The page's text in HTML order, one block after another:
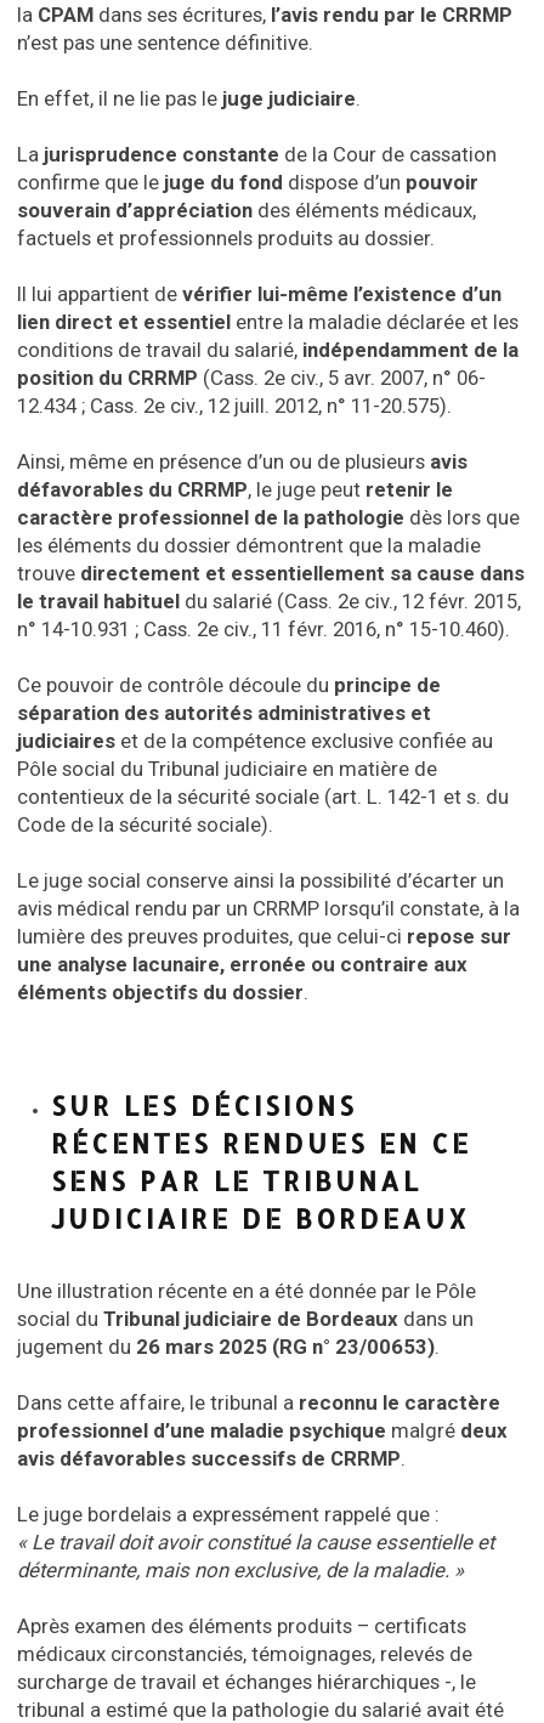
la CPAM dans ses écritures, l’avis rendu par le CRRMP
n’est pas une sentence définitive.
En effet, il ne lie pas le juge judiciaire.
La jurisprudence constante de la Cour de cassation
confirme que le juge du fond dispose d’un pouvoir
souverain d’appréciation des éléments médicaux,
factuels et professionnels produits au dossier.
Il lui appartient de vérifier lui-même l’existence d’un
lien direct et essentiel entre la maladie déclarée et les
conditions de travail du salarié, indépendamment de la
position du CRRMP (Cass. 2e civ., 5 avr. 2007, n° 06-
12.434 ; Cass. 2e civ., 12 juill. 2012, n° 11-20.575).
Ainsi, même en présence d’un ou de plusieurs avis
défavorables du CRRMP, le juge peut retenir le
caractère professionnel de la pathologie dès lors que
les éléments du dossier démontrent que la maladie
trouve directement et essentiellement sa cause dans
le travail habituel du salarié (Cass. 2e civ., 12 févr. 2015,
n° 14-10.931 ; Cass. 2e civ., 11 févr. 2016, n° 15-10.460).
Ce pouvoir de contrôle découle du principe de
séparation des autorités administratives et
judiciaires et de la compétence exclusive confiée au
Pôle social du Tribunal judiciaire en matière de
contentieux de la sécurité sociale (art. L. 142-1 et s. du
Code de la sécurité sociale).
Le juge social conserve ainsi la possibilité d’écarter un
avis médical rendu par un CRRMP lorsqu’il constate, à la
lumière des preuves produites, que celui-ci repose sur
une analyse lacunaire, erronée ou contraire aux
éléments objectifs du dossier.
SUR LES DÉCISIONS
RÉCENTES RENDUES EN CE
SENS PAR LE TRIBUNAL
JUDICIAIRE DE BORDEAUX
Une illustration récente en a été donnée par le Pôle
social du Tribunal judiciaire de Bordeaux dans un
jugement du 26 mars 2025 (RG n° 23/00653).
Dans cette affaire, le tribunal a reconnu le caractère
professionnel d’une maladie psychique malgré deux
avis défavorables successifs de CRRMP.
Le juge bordelais a expressément rappelé que :
« Le travail doit avoir constitué la cause essentielle et
déterminante, mais non exclusive, de la maladie. »
Après examen des éléments produits – certificats
médicaux circonstanciés, témoignages, relevés de
surcharge de travail et échanges hiérarchiques -, le
tribunal a estimé que la pathologie du salarié avait été